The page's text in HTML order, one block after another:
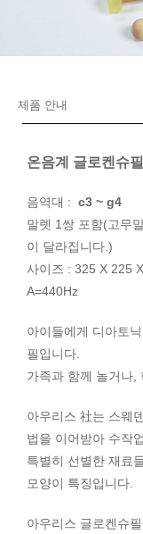
제품 안내
온음계 글로켄슈
음역대 : c3 ~ g4
말렛 1쌍 포함(고무
이 달라집니다.)
사이즈 : 325 X 225
A=440Hz
아이들에게 디아토
필입니다.
가족과 함께 놀거나,
아우리스 社는 스웨
법을 이어받아 수작
특별히 선별한 재료
모양이 특징입니다.
아우리스 글로켄슈